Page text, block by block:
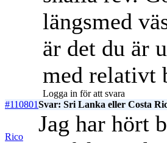
längsmed
är det du är
med relativt
Logga in för att svara
#110801Svar: Sri Lanka eller Costa
Rico
Jag har hört